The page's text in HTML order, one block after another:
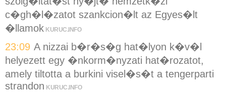
c�gh�l�zatot szankcion�lt az Egyes�lt
�llamok KURUC.INFO
23:09 A nizzai b�r�s�g hat�lyon k�v�l
helyezett egy �nkorm�nyzati hat�rozatot,
amely tiltotta a burkini visel�s�t a tengerparti
strandon KURUC.INFO